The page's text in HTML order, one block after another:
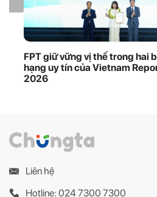
FPT giữ vững vị thế trong hai
hạng uy tín của Vietnam
2026
Liên hệ
Hotline: 024 7300 7300